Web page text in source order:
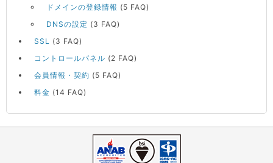
ドメインの登録情報 (5 FAQ)
DNSの設定 (3 FAQ)
SSL
(3 FAQ)
コントロールパネル (2 FAQ)
会員情報・契約 (5 FAQ)
料金 (14 FAQ)